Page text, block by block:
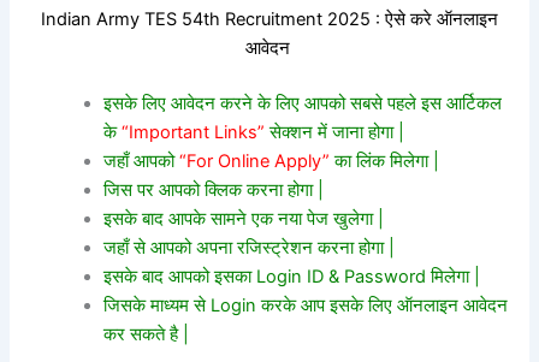
Indian Army TES 54th Recruitment 2025 : ऐसे करे ऑनलाइन
आवेदन
इसके लिए आवेदन करने के लिए आपको सबसे पहले इस आर्टिकल
के“Important Links” सेक्शन में जाना होगा |
जहाँ आपको“For Online Apply” का लिंक मिलेगा |
जिस पर आपको क्लिक करना होगा |
इसके बाद आपके सामने एक नया पेज खुलेगा |
जहाँ से आपको अपना रजिस्ट्रेशन करना होगा |
इसके बाद आपको इसका Login ID & Password मिलेगा |
जिसके माध्यम से Login करके आप इसके लिए ऑनलाइन आवेदन
कर सकते है |